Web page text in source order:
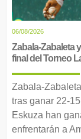
06/08/2026
Zabala-Zabaleta
final del Torneo
Zabala-
tras ganar 22-
Eskuza han
enfrentarán a